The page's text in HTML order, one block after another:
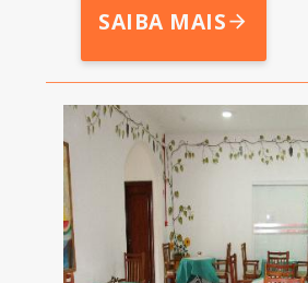
SAIBA MAISarrow_forward